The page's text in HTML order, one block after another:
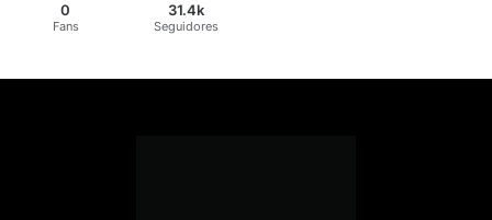
0
Fans
31.4k
Seguidores